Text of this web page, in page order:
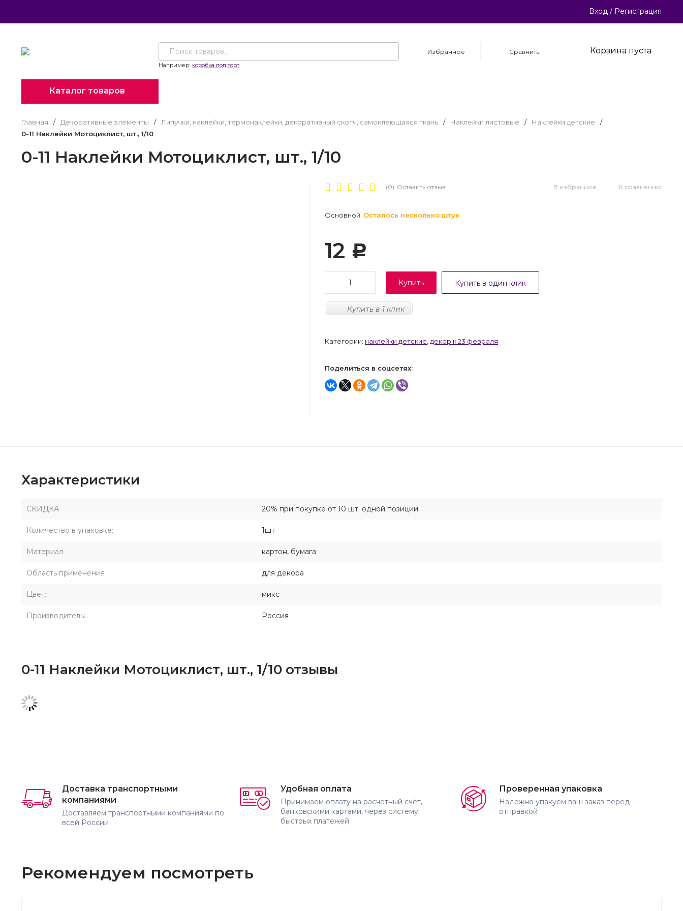
Вход / Регистрация
Например: коробка под торт
Избранное Сравнить Корзина пуста
Каталог товаров
Главная / Декоративные элементы / Липучки, наклейки, термонаклейки, декоративный скотч, самоклеющаяся ткань / Наклейки листовые / Наклейки детские
/
0-11 Наклейки Мотоциклист, шт., 1/10
0-11 Наклейки Мотоциклист, шт., 1/10
(0) Оставить отзыв В избранное К сравнению
Основной: Осталось несколько штук
12 Р
Купить Купить в один клик
Купить в 1 клик
Категории: наклейки детские декор к 23 февраля
Поделиться в соцсетях:
Характеристики
СКИДКА 20% при покупке от 10 шт. одной позиции
Количество в упаковке: 1шт
Материал картон, бумага
Область применения для декора
Цвет: микс
Производитель: Россия
0-11 Наклейки Мотоциклист, шт., 1/10 отзывы
Доставка транспортными
компаниями
Доставляем транспортными компаниями по
всей России
Удобная оплата
Принимаем оплату на расчётный счёт,
банковскими картами, через систему
быстрых платежей
Проверенная упаковка
Надёжно упакуем ваш заказ перед
отправкой
Рекомендуем посмотреть